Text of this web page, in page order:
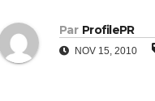
Par ProfilePR
NOV 15, 2010